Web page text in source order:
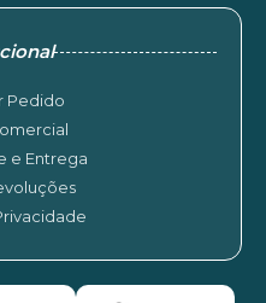
Pedido
e Entrega